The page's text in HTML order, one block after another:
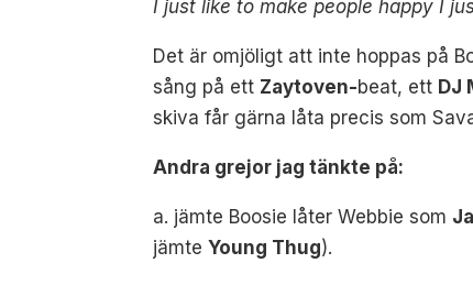
I just like to make people happy I
Det är omjöligt att inte hoppas på
sång på ett Zaytoven-beat, ett DJ
skiva får gärna låta precis som
Andra grejor jag tänkte på:
a. jämte Boosie låter Webbie som
jämteYoung Thug).